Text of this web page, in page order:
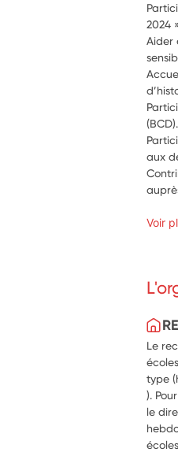
2024
Aider
(BCD).
aux
Voir
Le
type
).
le